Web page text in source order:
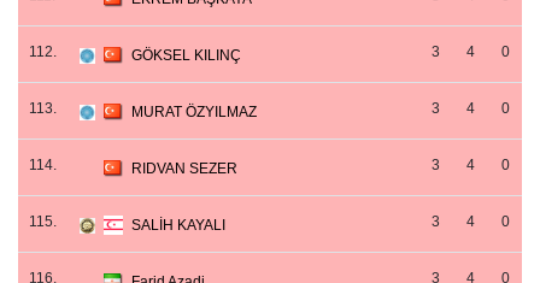
112. GÖKSEL KILINÇ 3 4 0
113. MURAT ÖZYILMAZ 3 4 0
114. RIDVAN SEZER 3 4 0
115. SALİH KAYALI 3 4 0
116. 3 4 0